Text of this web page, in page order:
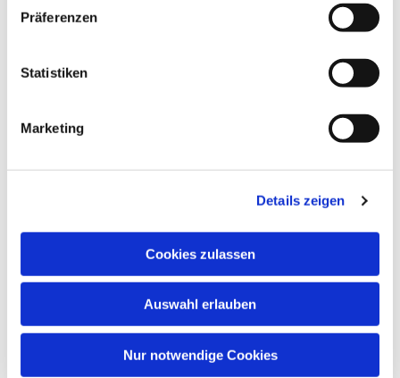
Präferenzen
Statistiken
Marketing
Details zeigen
Cookies zulassen
Auswahl erlauben
Nur notwendige Cookies